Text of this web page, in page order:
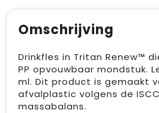
Omschrijving
Drinkfles in Tritan Renew™
PP opvouwbaar mondstuk.
ml. Dit product is gemaakt
afvalplastic volgens de
massabalans.